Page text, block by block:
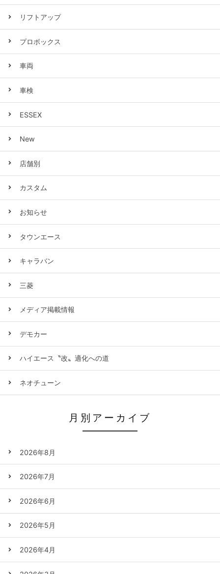
リフトアップ
プロボックス
車両
車検
ESSEX
New
店舗別
カスタム
お知らせ
タウンエース
キャラバン
三菱
メディア掲載情報
デモカー
ハイエース〝改〟適化への道
ネオチューン
月別アーカイブ
2026年8月
2026年7月
2026年6月
2026年5月
2026年4月